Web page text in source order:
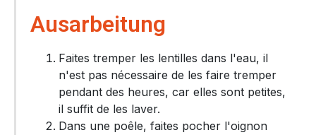
Ausarbeitung
Faites tremper les lentilles dans l'eau, il
n'est pas nécessaire de les faire tremper
pendant des heures, car elles sont petites,
il suffit de les laver.
Dans une poêle, faites pocher l'oignon